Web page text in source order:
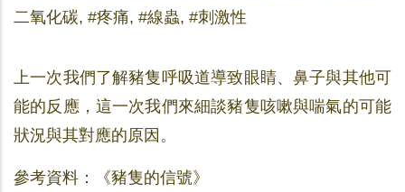
二氧化碳, #疼痛, #線蟲, #刺激性
上一次我們了解豬隻呼吸道導致眼睛、鼻子與其他可
能的反應，這一次我們來細談豬隻咳嗽與喘氣的可能
狀況與其對應的原因。
參考資料：《豬隻的信號》